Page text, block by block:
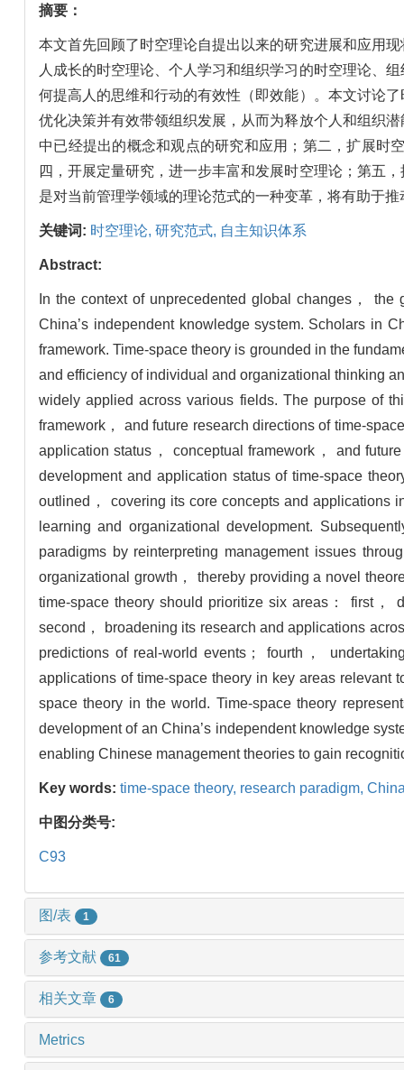
摘要：
本文首先回顾了时空理论自提出以来的研究进展和应用
人成长的时空理论、个人学习和组织学习的时空理论、
何提高人的思维和行动的有效性（即效能）。本文讨论
优化决策并有效带领组织发展，从而为释放个人和组织
中已经提出的概念和观点的研究和应用；第二，扩展时
四，开展定量研究，进一步丰富和发展时空理论；第五
是对当前管理学领域的理论范式的一种变革，将有助于
关键词: 时空理论, 研究范式, 自主知识体系
Abstract:
In the context of unprecedented global changes，
China’s independent knowledge system. Scholars in
framework. Time-space theory is grounded in the
and efficiency of individual and organizational thinking
widely applied across various fields. The purpose of
framework， and future research directions of time-
application status， conceptual framework， and
development and application status of time-space
outlined， covering its core concepts and applications
learning and organizational development.
paradigms by reinterpreting management issues
organizational growth， thereby providing a novel
time-space theory should prioritize six areas： first，
second， broadening its research and applications
predictions of real-world events； fourth，
applications of time-space theory in key areas relevant
space theory in the world. Time-space theory
development of an China’s independent knowledge
enabling Chinese management theories to gain
Key words: time-space theory, research paradigm,
中图分类号:
C93
图/表 1
参考文献 61
相关文章 6
Metrics